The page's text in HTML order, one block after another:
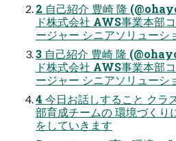
2 自己紹介 豊崎 隆
ド株式会社 AWS事業本部
ージャー シニアソリューシ
3 自己紹介 豊崎 隆
ド株式会社 AWS事業本部
ージャー シニアソリューシ
4 今日お話しすること クラ
部育成チームの 環境づくり
をしていきます